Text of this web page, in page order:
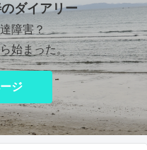
ダイアリー
障害？
始まった。
ジ